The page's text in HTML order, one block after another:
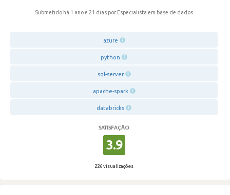
Submetido há 1 ano e 21 dias por Especialista em base de dados
azure
python
sql-server
apache-spark
databricks
SATISFAÇÃO
3.9
226 visualizações